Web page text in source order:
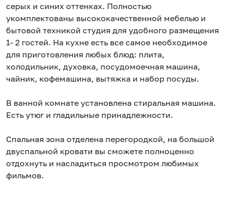
серых и синих оттенках. Полностью
укомплектованы высококачественной мебелью и
бытовой техникой студия для удобного размещения
1- 2 гостей. На кухне есть все самое необходимое
для приготовления любых блюд: плита,
холодильник, духовка, посудомоечная машина,
чайник, кофемашина, вытяжка и набор посуды.
В ванной комнате установлена стиральная машина.
Есть утюг и гладильные принадлежности.
Спальная зона отделена перегородкой, на большой
двуспальной кровати вы сможете полноценно
отдохнуть и насладиться просмотром любимых
фильмов.